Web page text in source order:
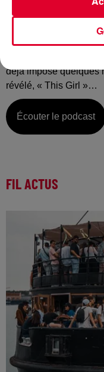
par oublier que cela
accompagne partout :
douche, au lit… quel
déjà imposé quelques
révélé, « This Girl »…
Écouter le podcast
FIL ACTUS